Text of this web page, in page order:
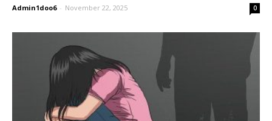
Admin1doo6 - November 22, 2025 0